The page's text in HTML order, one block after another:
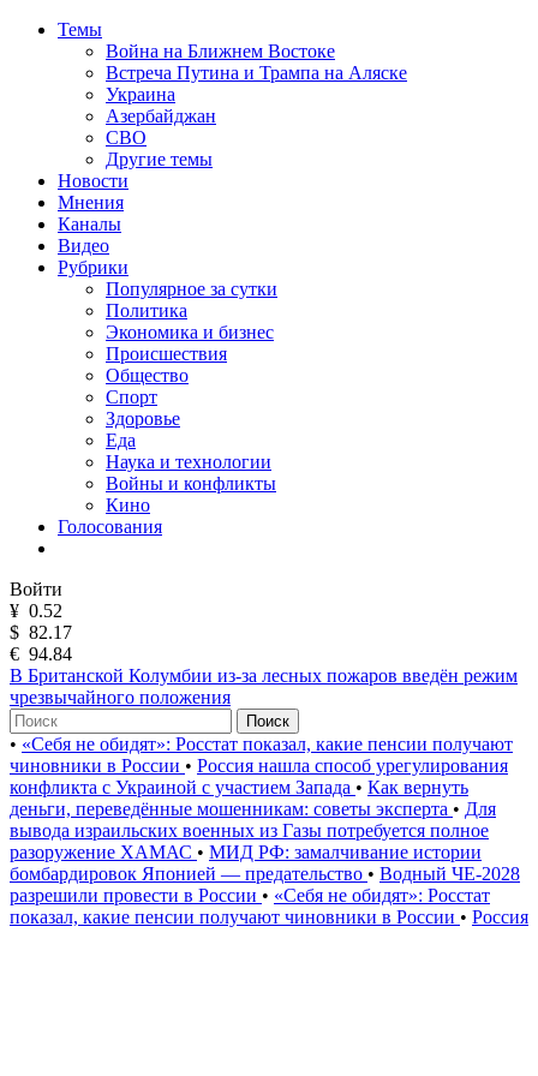
Темы
Война на Ближнем Востоке
Встреча Путина и Трампа на Аляске
Украина
Азербайджан
СВО
Другие темы
Новости
Мнения
Каналы
Видео
Рубрики
Популярное за сутки
Политика
Экономика и бизнес
Происшествия
Общество
Спорт
Здоровье
Еда
Наука и технологии
Войны и конфликты
Кино
Голосования
Войти
¥ 0.52
$ 82.17
€ 94.84
В Британской Колумбии из-за лесных пожаров введён режим
чрезвычайного положения
Поиск
• «Себя не обидят»: Росстат показал, какие пенсии получают
чиновники в России • Россия нашла способ урегулирования
конфликта с Украиной с участием Запада • Как вернуть
деньги, переведённые мошенникам: советы эксперта • Для
вывода израильских военных из Газы потребуется полное
разоружение ХАМАС • МИД РФ: замалчивание истории
бомбардировок Японией — предательство • Водный ЧЕ-2028
разрешили провести в России • «Себя не обидят»: Росстат
показал, какие пенсии получают чиновники в России • Россия